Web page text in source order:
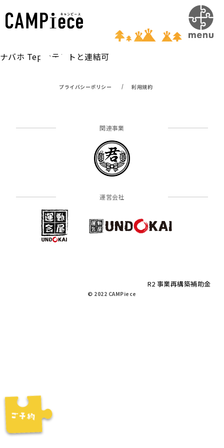
LOGOS【ナバホTepeeブリッジヘキサ】
ナバホ Tepeeテントと連結可
プライバシーポリシー / 利用規約
関連事業
運営会社
R2 事業再構築補助金
© 2022 CAMPiece